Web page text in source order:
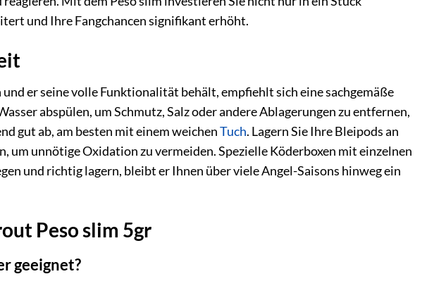
und Ihre Fangchancen signifikant erhöht.
er seine volle Funktionalität behält, empfiehlt sich eine sachgemäße
abspülen, um Schmutz, Salz oder andere Ablagerungen zu entfernen,
gut ab, am besten mit einem weichenTuch. Lagern Sie Ihre Bleipods an
unnötige Oxidation zu vermeiden. Spezielle Köderboxen mit einzelnen
und richtig lagern, bleibt er Ihnen über viele Angel-Saisons hinweg ein
Peso slim 5gr
geeignet?